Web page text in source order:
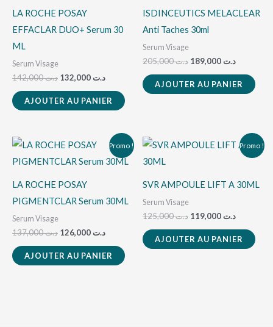
LA ROCHE POSAY
EFFACLAR DUO+ Serum 30
ML
Serum Visage
د.ت142,000 د.ت
AJOUTER AU PANIER
ISDINCEUTICS MELACLEAR
Anti Taches 30ml
Serum Visage
د.ت205,000 د.ت
AJOUTER AU PANIER
Promo !
LA ROCHE POSAY
PIGMENTCLAR Serum 30ML
Serum Visage
د.ت137,000
Le
prix
initial
د.ت
Le
prix
actuel
د.ت 126,000.
AJOUTER AU PANIER
Promo !
SVR AMPOULE LIFT A 30ML
Serum Visage
د.ت125,000
Le
prix
د.ت
Le
prix
AJOUTER AU PANIER